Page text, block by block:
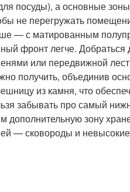
посуды), а основные
не перегружать
— с матированным
фронт легче. Добраться
или передвижной
получить, объединив
из камня, что
забывать про самый
дополнительную зону
— сковороды и